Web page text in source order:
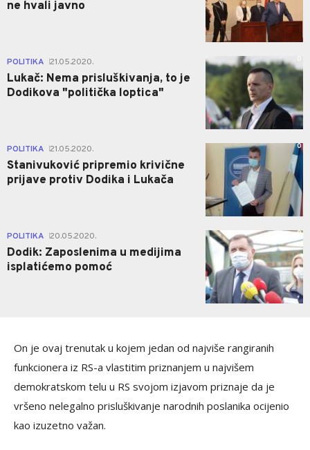
ne hvali javno
POLITIKA 21.05.2020.
Lukač: Nema prisluškivanja, to je
Dodikova "politička loptica"
0
POLITIKA 21.05.2020.
Stanivuković pripremio krivične
prijave protiv Dodika i Lukača
0
POLITIKA 20.05.2020.
Dodik: Zaposlenima u medijima
isplatićemo pomoć
0
On je ovaj trenutak u kojem jedan od najviše rangiranih
funkcionera iz RS-a vlastitim priznanjem u najvišem
demokratskom telu u RS svojom izjavom priznaje da je
vršeno nelegalno prisluškivanje narodnih poslanika ocijenio
kao izuzetno važan.